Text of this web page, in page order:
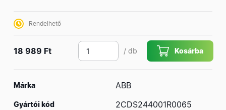
Rendelhető
18 989 Ft / db Kosárba
Márka ABB
Gyártói kód 2CDS244001R0065